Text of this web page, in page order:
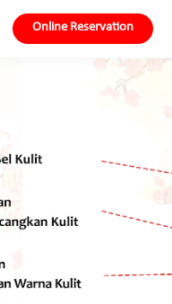
Online Reservation